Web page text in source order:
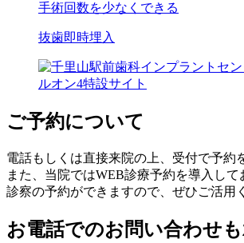
手術回数を少なくできる
抜歯即時埋入
ご予約について
電話もしくは直接来院の上、受付で予約
また、当院ではWEB診療予約を導入して
診察の予約ができますので、ぜひご活用
お電話でのお問い合わせも